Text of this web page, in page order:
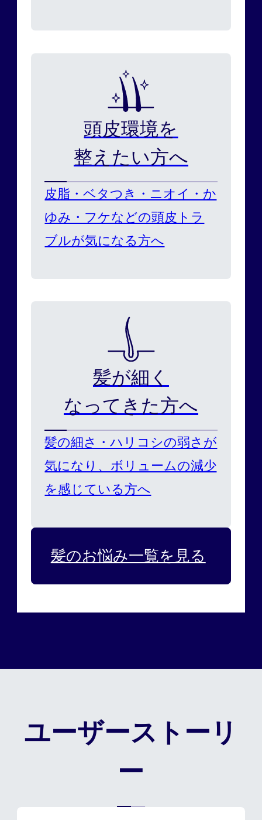
頭皮環境を
整えたい方へ
皮脂・ベタつき・ニオイ・か
ゆみ・フケなどの頭皮トラ
ブルが気になる方へ
髪が細く
なってきた方へ
髪の細さ・ハリコシの弱さが
気になり、ボリュームの減少
を感じている方へ
髪のお悩み一覧を見る
ユーザーストーリ
ー